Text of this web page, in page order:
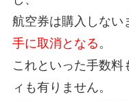
航空券は購入しない
手に取消となる 。
これといった手数料
ィも有りません。